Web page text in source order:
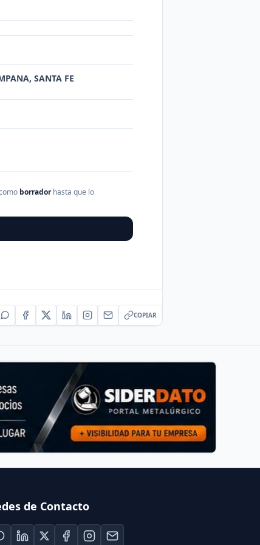
SANTA FE
borradorhasta que lo
COPIAR
de Contacto